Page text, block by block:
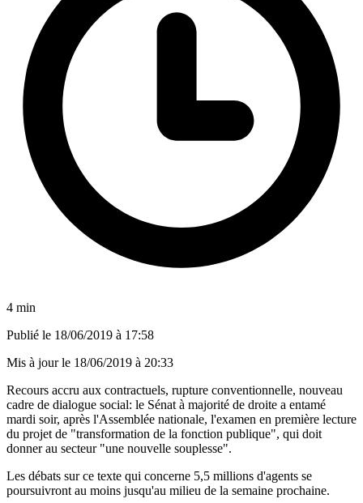
4 min
Publié le 18/06/2019 à 17:58
Mis à jour le 18/06/2019 à 20:33
Recours accru aux contractuels, rupture conventionnelle, nouveau
cadre de dialogue social: le Sénat à majorité de droite a entamé
mardi soir, après l'Assemblée nationale, l'examen en première lecture
du projet de "transformation de la fonction publique", qui doit
donner au secteur "une nouvelle souplesse".
Les débats sur ce texte qui concerne 5,5 millions d'agents se
poursuivront au moins jusqu'au milieu de la semaine prochaine.